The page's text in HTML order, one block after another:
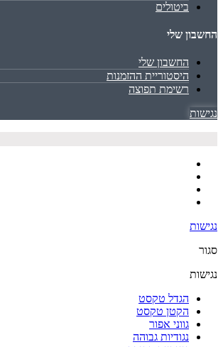
ביטולים
החשבון שלי
החשבון שלי
היסטוריית ההזמנות
רשימת תפוצה
נגישות
נגישות
סגור
נגישות
הגדל טקסט
הקטן טקסט
גווני אפור
נגודיות גבוהה